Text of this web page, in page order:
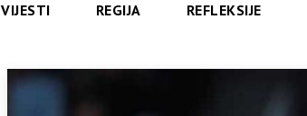
VIJESTI REGIJA REFLEKSIJE